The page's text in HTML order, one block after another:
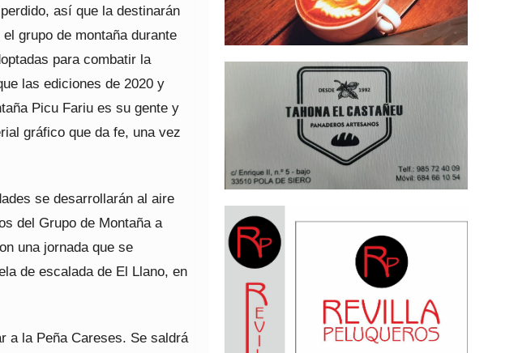
así que la destinarán
grupo de montaña durante
para combatir la
las ediciones de 2020 y
Picu Fariu es su gente y
gráfico que da fe, una vez
se desarrollarán al aire
del Grupo de Montaña a
una jornada que se
de escalada de El Llano, en
a la Peña Careses. Se saldrá